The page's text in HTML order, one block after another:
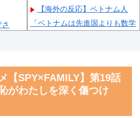
みで
され
【海外の反応】ベトナム人
「ベトナムは先進国よりも数学
海外10代「日本を好意的に見
ている？それとも否定的に見て
いる？投票結果がこちら」
【SPY×FAMILY】第19話
がわたしを深く傷つけ